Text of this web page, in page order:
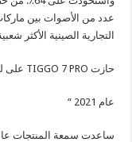
عدد من الأصوات بين
التجارية الصينية الأكثر شعبية
حازت TIGGO 7 PRO على لقب “أشهر ماركة سيارات صينية”
عام 2021 “
ساعدت سمعة المنتجات